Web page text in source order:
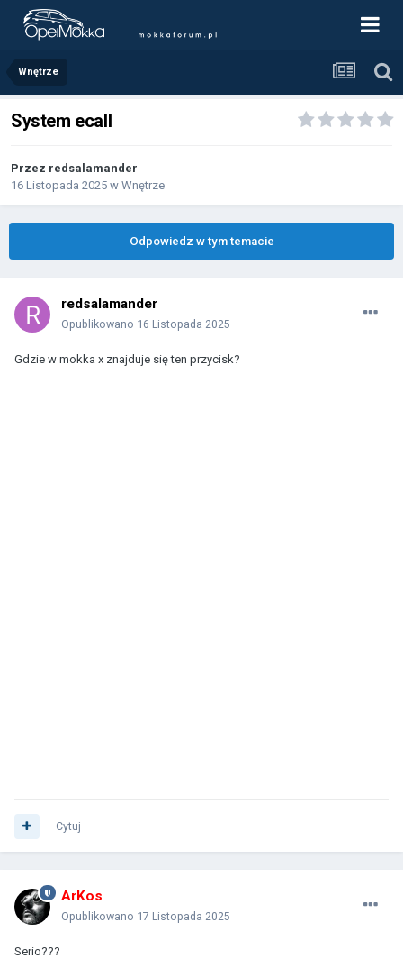
Wnętrze
System ecall
Przez redsalamander
16 Listopada 2025 w Wnętrze
Odpowiedz w tym temacie
redsalamander
Opublikowano 16 Listopada 2025
Gdzie w mokka x znajduje się ten przycisk?
Cytuj
ArKos
Opublikowano 17 Listopada 2025
Serio???